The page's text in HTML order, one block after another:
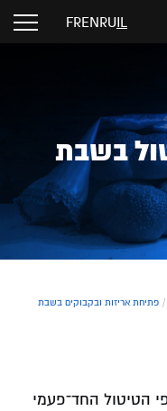
IL
RU
EN
FR
בשבת
/ פתיחת אריזות ובקבוקים בשבת
הטיטול החד־פעמי